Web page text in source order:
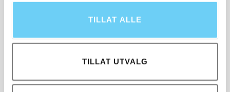
TILLAT ALLE
TILLAT UTVALG
Støvlett 2928 sort
1 998,-
G-6215 ekstra vidde
2 998,-